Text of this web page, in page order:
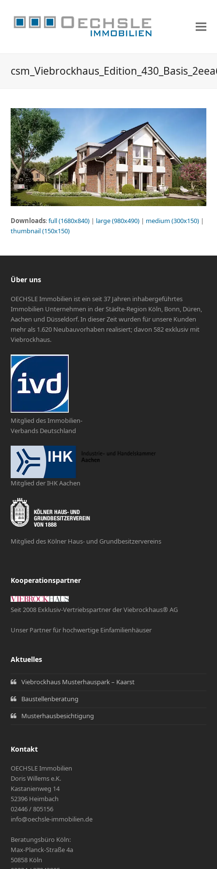
Downloads:full (1680x840) | large (980x490) | medium (300x150) |
thumbnail (150x150)
Über uns
OECHSLE Immobilien ist ein seit 37 Jahren inhabergeführtes
Immobilien Unternehmen in der Städte-Region Köln, Bonn, Düren,
Aachen und Düsseldorf. In dieser Zeit wurden für unsere Kunden
mehr als 1.620 Neubauvorhaben realisiert; davon 582 exklusiv mit
Viebrockhaus.
Mitglied des Immobilien-
Verbands Deutschland
Mitglied der IHK Aachen
Mitglied des Kölner Haus- und Grundbesitzervereins
Kooperationspartner
Seit 2008 Exklusiv-Vertriebspartner der Viebrockhaus® AG
Unser Partner für hochwertige Einfamilienhäuser
Aktuelles
Viebrockhaus Musterhauspark – Kaarst
Baustellenberatung
Musterhausbesichtigung
Kontakt
OECHSLE Immobilien
Doris Willems e.K.
Kastanienweg 14
52396 Heimbach
02446 / 805156
info@oechsle-immobilien.de
Beratungsbüro Köln:
Max-Planck-Straße 4a
50858 Köln